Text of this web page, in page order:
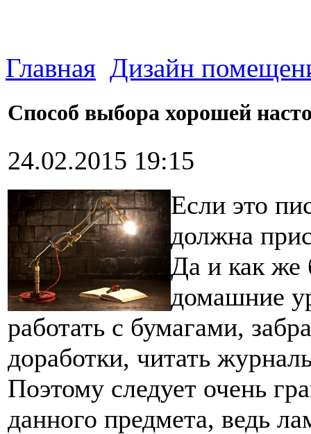
Главная Дизайн
Способ выбора хорошей
24.02.2015 19:15
Если это
должна
Да и как же
домашние
работать с бумагами,
доработки, читать
Поэтому следует очень
данного предмета, ведь